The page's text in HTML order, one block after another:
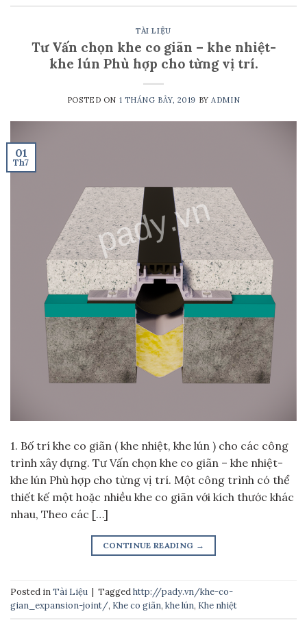
TÀI LIỆU
Tư Vấn chọn khe co giãn – khe nhiệt-
khe lún Phù hợp cho từng vị trí.
POSTED ON 1 THÁNG BẢY, 2019 BYADMIN
01
Th7
1. Bố trí khe co giãn ( khe nhiệt, khe lún ) cho các công
trình xây dựng. Tư Vấn chọn khe co giãn – khe nhiệt-
khe lún Phù hợp cho từng vị trí. Một công trình có thể
thiết kế một hoặc nhiều khe co giãn với kích thước khác
nhau, Theo các […]
CONTINUE READING →
Posted inTài Liệu | Taggedhttp://pady.vn/khe-co-
gian_expansion-joint/, Khe co giãn, khe lún, Khe nhiệt